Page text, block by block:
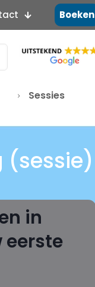
Boeken
Sessies
(sessie)
in
eerste